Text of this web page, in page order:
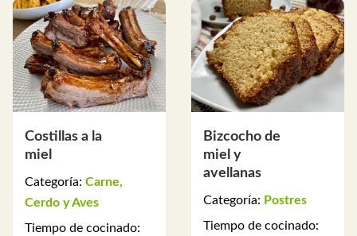
Costillas a la
miel
Categoría: Carne,
Cerdo y Aves
Tiempo de cocinado:
Bizcocho de
miel y
avellanas
Categoría: Postres
Tiempo de cocinado: